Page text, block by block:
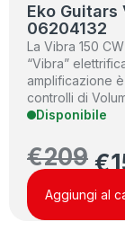
Eko Guitars
06204132
La Vibra 150
“Vibra”
amplificazione
controlli di
Disponibile
€209 €
Aggiungi al